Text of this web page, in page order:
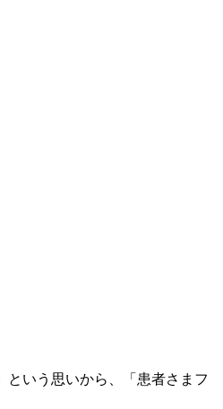
という思いから、「患者さまフ